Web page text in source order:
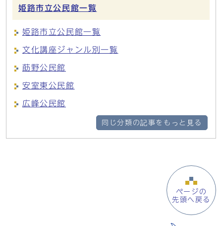
姫路市立公民館一覧
姫路市立公民館一覧
文化講座ジャンル別一覧
莇野公民館
安室東公民館
広峰公民館
同じ分類の記事をもっと見る
ページの
先頭へ戻る